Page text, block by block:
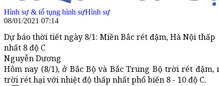
Hình sự & tố tụng hình sựHình sự
08/01/2021 07:14
Dự báo thời tiết ngày 8/1: Miền Bắc rét đậm, Hà Nội thấp
nhất 8 độ C
Nguyễn Dương
Hôm nay (8/1), ở Bắc Bộ và Bắc Trung Bộ trời rét
trời rét hại với nhiệt độ thấp nhất phổ biến 8 - 10 độ C.